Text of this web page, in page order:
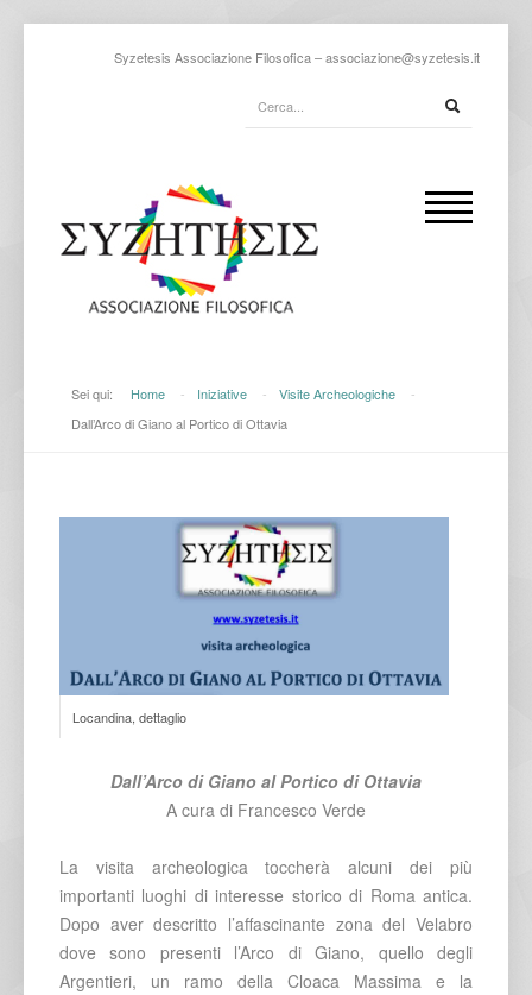
Syzetesis Associazione Filosofica –associazione@syzetesis.it
Sei qui: Home - Iniziative - Visite Archeologiche
-
Dall’Arco di Giano al Portico di Ottavia
Locandina, dettaglio
Dall’Arco di Giano al Portico di Ottavia
A cura di Francesco Verde
La visita archeologica toccherà alcuni dei più
importanti luoghi di interesse storico di Roma antica.
Dopo aver descritto l’affascinante zona del Velabro
dove sono presenti l’Arco di Giano, quello degli
Argentieri, un ramo della Cloaca Massima e la